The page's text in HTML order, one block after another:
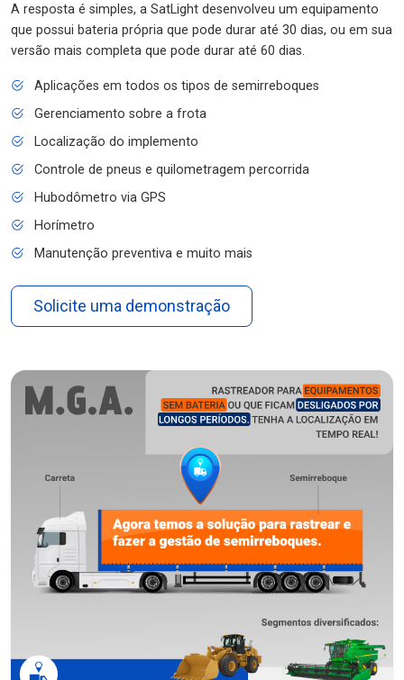
A resposta é simples, a SatLight desenvolveu um equipamento
que possui bateria própria que pode durar até 30 dias, ou em sua
versão mais completa que pode durar até 60 dias.
Aplicações em todos os tipos de semirreboques
Gerenciamento sobre a frota
Localização do implemento
Controle de pneus e quilometragem percorrida
Hubodômetro via GPS
Horímetro
Manutenção preventiva e muito mais
Solicite uma demonstração